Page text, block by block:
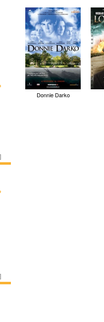
]
]
Donnie Darko